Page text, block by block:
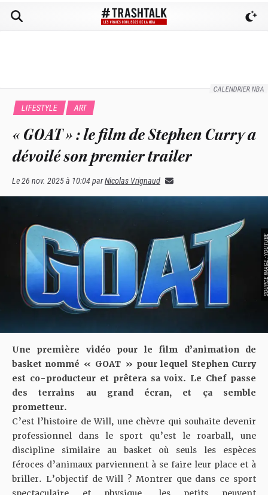
CALENDRIER NBA
LIFESTYLE ART
« GOAT » : le film de Stephen Curry a
dévoilé son premier trailer
Le26 nov. 2025 à 10:04parNicolas Vrignaud
SOURCE
Une première vidéo pour le film d’animation de
basket nommé « GOAT » pour lequel Stephen Curry
est co-producteur et prêtera sa voix. Le Chef passe
des terrains au grand écran, et ça semble
prometteur.
C’est l’histoire de Will, une chèvre qui souhaite devenir
professionnel dans le sport qu’est le roarball, une
discipline similaire au basket où seuls les espèces
féroces d’animaux parviennent à se faire leur place et à
briller. L’objectif de Will ? Montrer que dans ce sport